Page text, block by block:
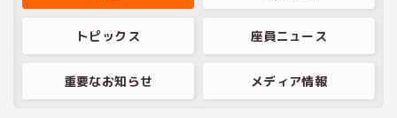
トピックス 座員ニュース
重要なお知らせ メディア情報